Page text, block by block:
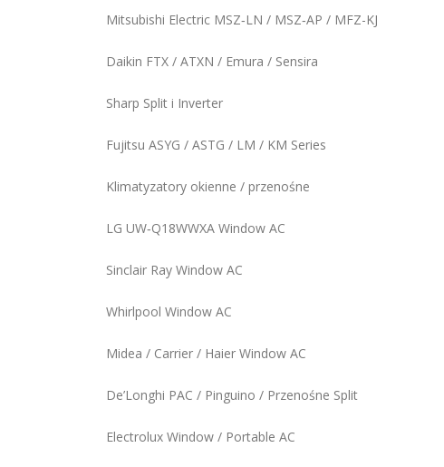
Mitsubishi Electric MSZ‑LN / MSZ‑AP / MFZ-KJ
Daikin FTX / ATXN / Emura / Sensira
Sharp Split i Inverter
Fujitsu ASYG / ASTG / LM / KM Series
Klimatyzatory okienne / przenośne
LG UW‑Q18WWXA Window AC
Sinclair Ray Window AC
Whirlpool Window AC
Midea / Carrier / Haier Window AC
De’Longhi PAC / Pinguino / Przenośne Split
Electrolux Window / Portable AC